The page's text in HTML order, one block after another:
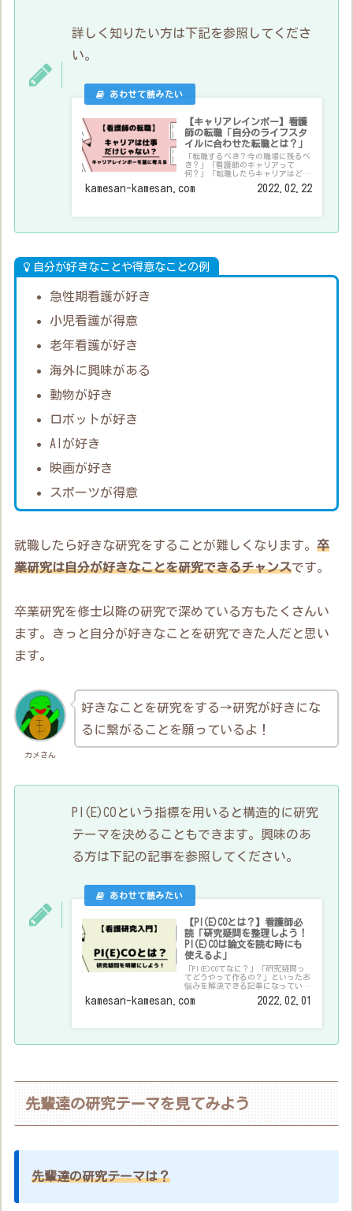
詳しく知りたい方は下記を参照してくださ
い。
【キャリアレインボー】看護
師の転職「自分のライフスタ
イルに合わせた転職とは？」
「転職するべき？今の職場に残るべ
き？」「看護師のキャリアって
何？」「転職したらキャリアはどう
なるの？」といったお悩みを解決で
きる記事になっています。実際に看
す。
kamesan-kamesan.com 2022.02.22
自分が好きなことや得意なことの例
急性期看護が好き
小児看護が得意
老年看護が好き
海外に興味がある
動物が好き
ロボットが好き
AIが好き
映画が好き
スポーツが得意
就職したら好きな研究をすることが難しくなります。卒
業研究は自分が好きなことを研究できるチャンスです。
卒業研究を修士以降の研究で深めている方もたくさんい
ます。きっと自分が好きなことを研究できた人だと思い
ます。
カメさん
好きなことを研究をする→研究が好きにな
るに繋がることを願っているよ！
PI(E)COという指標を用いると構造的に研究
テーマを決めることもできます。興味のあ
る方は下記の記事を参照してください。
【PI(E)COとは？】看護師必
読「研究疑問を整理しよう！
PI(E)COは論文を読む時にも
使えるよ」
「PI(E)COてなに？」「研究疑問っ
てどうやって作るの？」といったお
悩みを解決できる記事になっていま
す。実際に看護師として働きながら
大学院に進学して研究を行っている
kamesan-kamesan.com 2022.02.01
先輩達の研究テーマを見てみよう
先輩達の研究テーマは？